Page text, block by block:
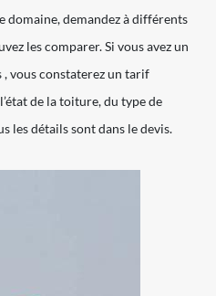
demandez à différents
les comparer. Si vous avez un
, vous constaterez un tarif
de la toiture, du type de
les détails sont dans le devis.